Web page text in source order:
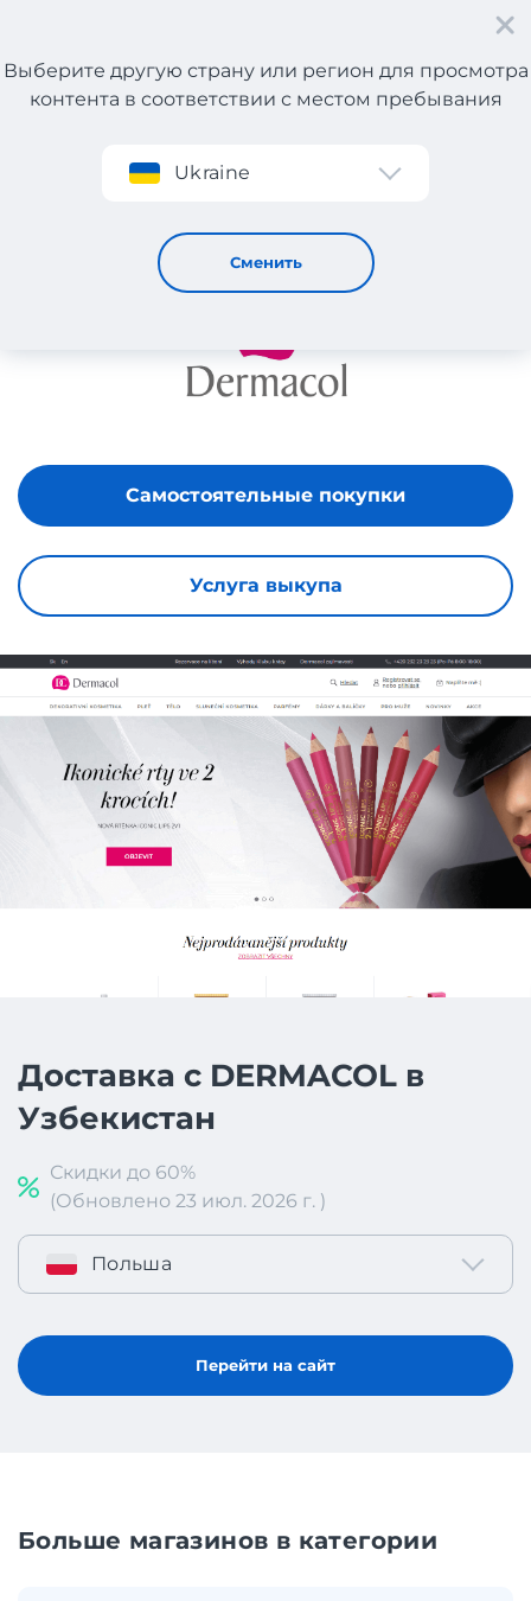
Регистрация
Выберите другую страну или регион для просмотра
контента в соответствии с местом пребывания
Ukraine
Сменить
DERMACOL
Услуга выкупа
Самостоятельные покупки
Доставка с DERMACOL в
Узбекистан
Скидки до 60%
(Обновлено 23 июл. 2026 г. )
Польша
Перейти на сайт
Больше магазинов в категории